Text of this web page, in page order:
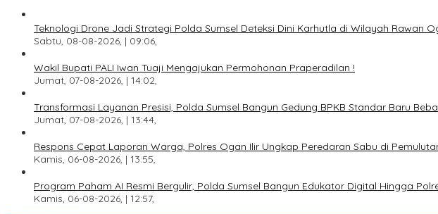
Teknologi Drone Jadi Strategi Polda Sumsel Deteksi Dini Karhutla di Wilayah Rawan
Sabtu, 08-08-2026, | 09:06,
Wakil Bupati PALI Iwan Tuaji Mengajukan Permohonan Praperadilan !
Jumat, 07-08-2026, | 14:02,
Transformasi Layanan Presisi, Polda Sumsel Bangun Gedung BPKB Standar Baru
Jumat, 07-08-2026, | 13:44,
Respons Cepat Laporan Warga, Polres Ogan Ilir Ungkap Peredaran Sabu di
Kamis, 06-08-2026, | 13:55,
Program Paham AI Resmi Bergulir, Polda Sumsel Bangun Edukator Digital Hingga
Kamis, 06-08-2026, | 12:57,